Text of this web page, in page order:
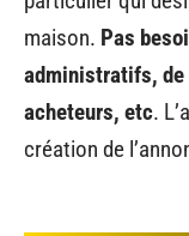
maison. Pas
administratifs,
acheteurs, etc.
création de